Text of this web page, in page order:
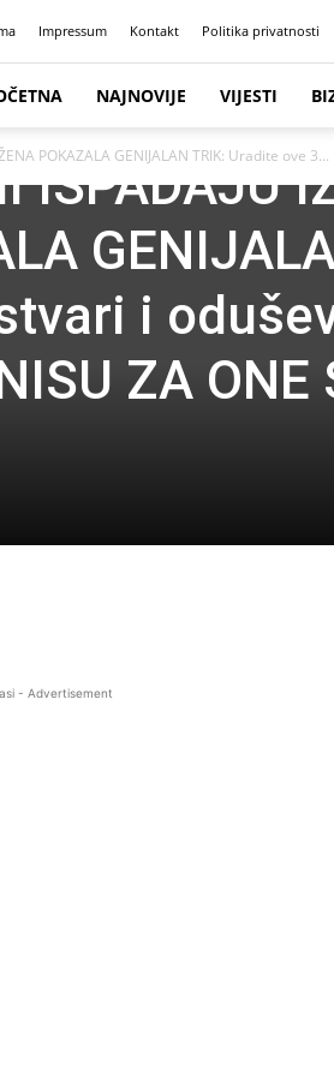
Impressum Kontakt Politika privatnosti
NAJNOVIJE VIJESTI
POKAZALA GENIJALAN TRIK: Uradite ove 3...
ISPADAJU
i
ZA ONE
- Advertisement